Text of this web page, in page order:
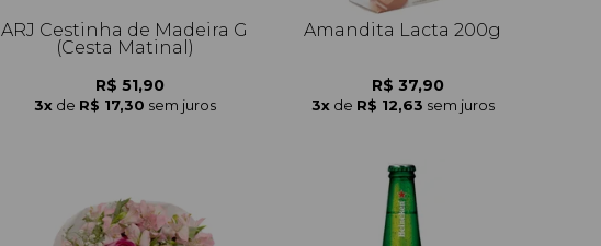
ARJ Cestinha de Madeira G
(Cesta Matinal)
R$ 51,90
3x de R$ 17,30 sem juros
Amandita Lacta 200g
R$ 37,90
3x de R$ 12,63 sem juros